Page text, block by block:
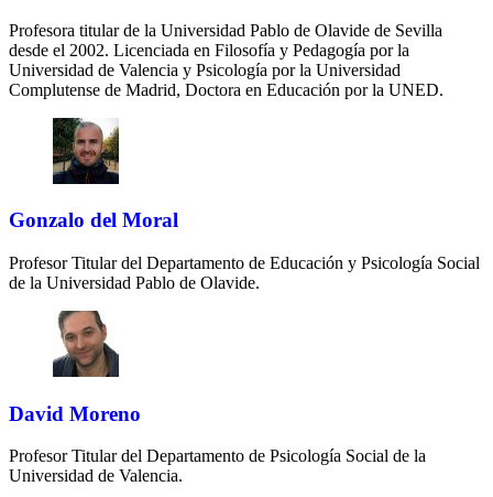
Profesora titular de la Universidad Pablo de Olavide de Sevilla
desde el 2002. Licenciada en Filosofía y Pedagogía por la
Universidad de Valencia y Psicología por la Universidad
Complutense de Madrid, Doctora en Educación por la UNED.
Gonzalo del Moral
Profesor Titular del Departamento de Educación y Psicología Social
de la Universidad Pablo de Olavide.
David Moreno
Profesor Titular del Departamento de Psicología Social de la
Universidad de Valencia.